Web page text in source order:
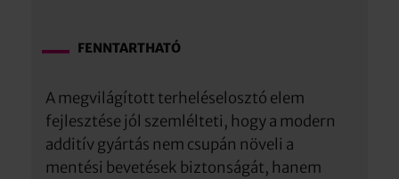
FENNTARTHATÓ
A megvilágított terheléselosztó elem
fejlesztése jól szemlélteti, hogy a modern
additív gyártás nem csupán növeli a
mentési bevetések biztonságát, hanem